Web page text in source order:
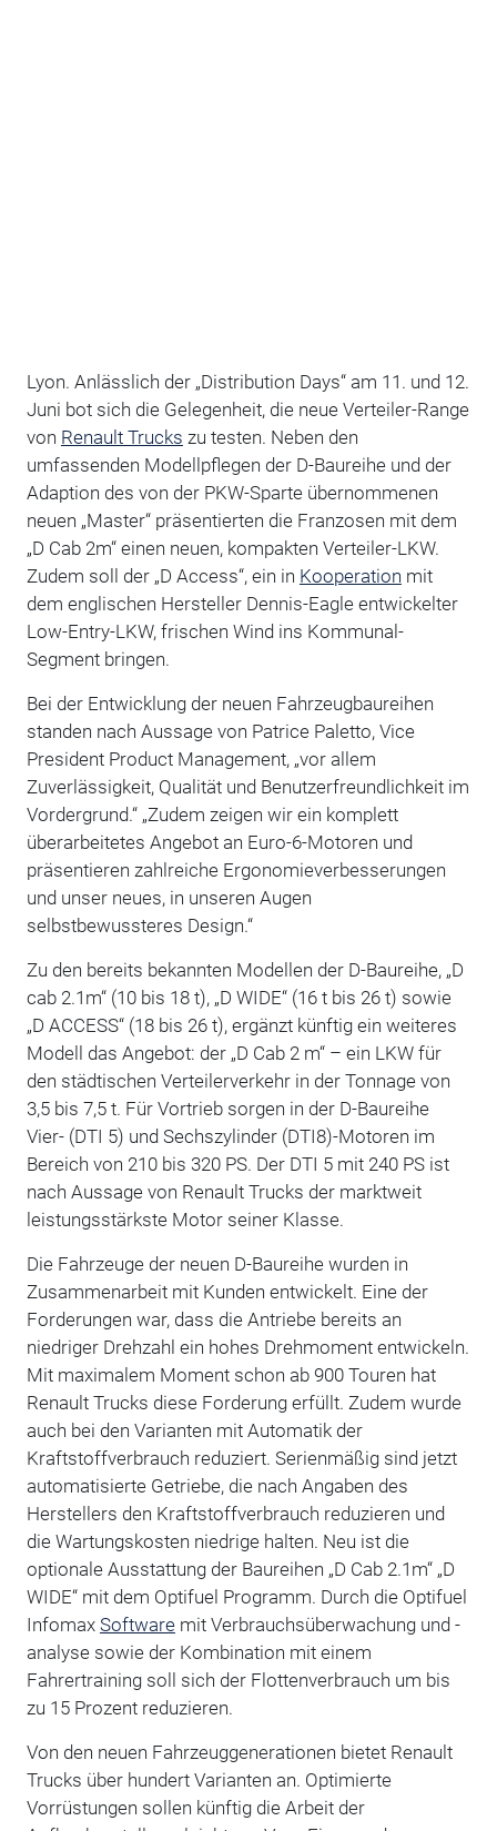
Lyon. Anlässlich der „Distribution Days“ am 11. und 12.
Juni bot sich die Gelegenheit, die neue Verteiler-Range
von Renault Trucks zu testen. Neben den
umfassenden Modellpflegen der D-Baureihe und der
Adaption des von der PKW-Sparte übernommenen
neuen „Master“ präsentierten die Franzosen mit dem
„D Cab 2m“ einen neuen, kompakten Verteiler-LKW.
Zudem soll der „D Access“, ein in Kooperation mit
dem englischen Hersteller Dennis-Eagle entwickelter
Low-Entry-LKW, frischen Wind ins Kommunal-
Segment bringen.
Bei der Entwicklung der neuen Fahrzeugbaureihen
standen nach Aussage von Patrice Paletto, Vice
President Product Management, „vor allem
Zuverlässigkeit, Qualität und Benutzerfreundlichkeit im
Vordergrund.“ „Zudem zeigen wir ein komplett
überarbeitetes Angebot an Euro-6-Motoren und
präsentieren zahlreiche Ergonomieverbesserungen
und unser neues, in unseren Augen
selbstbewussteres Design.“
Zu den bereits bekannten Modellen der D-Baureihe, „D
cab 2.1m“ (10 bis 18 t), „D WIDE“ (16 t bis 26 t) sowie
„D ACCESS“ (18 bis 26 t), ergänzt künftig ein weiteres
Modell das Angebot: der „D Cab 2 m“ – ein LKW für
den städtischen Verteilerverkehr in der Tonnage von
3,5 bis 7,5 t. Für Vortrieb sorgen in der D-Baureihe
Vier- (DTI 5) und Sechszylinder (DTI8)-Motoren im
Bereich von 210 bis 320 PS. Der DTI 5 mit 240 PS ist
nach Aussage von Renault Trucks der marktweit
leistungsstärkste Motor seiner Klasse.
Die Fahrzeuge der neuen D-Baureihe wurden in
Zusammenarbeit mit Kunden entwickelt. Eine der
Forderungen war, dass die Antriebe bereits an
niedriger Drehzahl ein hohes Drehmoment entwickeln.
Mit maximalem Moment schon ab 900 Touren hat
Renault Trucks diese Forderung erfüllt. Zudem wurde
auch bei den Varianten mit Automatik der
Kraftstoffverbrauch reduziert. Serienmäßig sind jetzt
automatisierte Getriebe, die nach Angaben des
Herstellers den Kraftstoffverbrauch reduzieren und
die Wartungskosten niedrige halten. Neu ist die
optionale Ausstattung der Baureihen „D Cab 2.1m“ „D
WIDE“ mit dem Optifuel Programm. Durch die Optifuel
Infomax Softwaremit Verbrauchsüberwachung und -
analyse sowie der Kombination mit einem
Fahrertraining soll sich der Flottenverbrauch um bis
zu 15 Prozent reduzieren.
Von den neuen Fahrzeuggenerationen bietet Renault
Trucks über hundert Varianten an. Optimierte
Vorrüstungen sollen künftig die Arbeit der